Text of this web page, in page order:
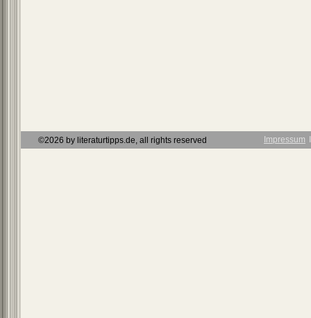
©2026 by literaturtipps.de, all rights reserved Impressum